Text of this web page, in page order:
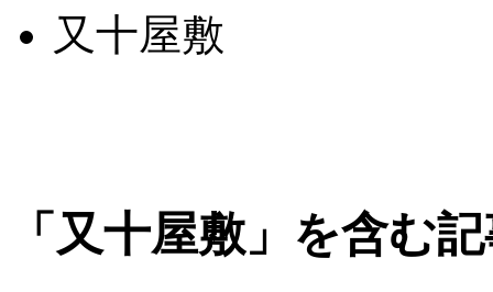
又十屋敷
「又十屋敷」を含む